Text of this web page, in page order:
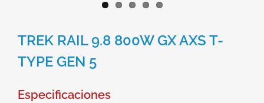
más
grande
TREK RAIL 9.8 800W GX AXS T-
TYPE GEN 5
Especificaciones